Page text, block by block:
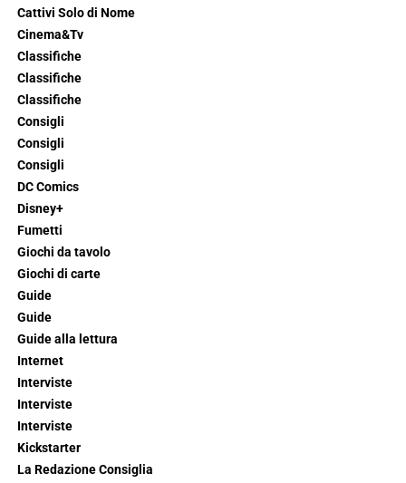
Cattivi Solo di Nome
Cinema&Tv
Classifiche
Classifiche
Classifiche
Consigli
Consigli
Consigli
DC Comics
Disney+
Fumetti
Giochi da tavolo
Giochi di carte
Guide
Guide
Guide alla lettura
Internet
Interviste
Interviste
Interviste
Kickstarter
La Redazione Consiglia